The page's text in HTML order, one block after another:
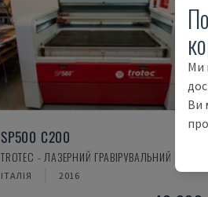
SP500 C200
TROTEC - ЛАЗЕРНИЙ ГРАВІРУВАЛЬНИЙ ВЕРСТАТ
ІТАЛІЯ 2016
Ми
Ви